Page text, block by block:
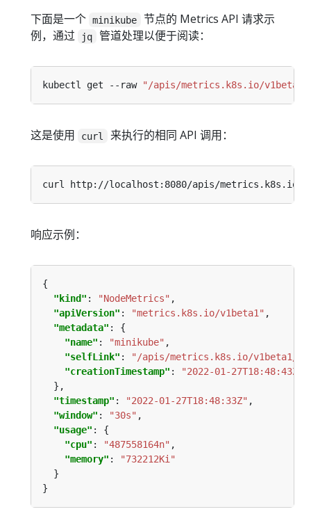
下面是一个 minikube
节点的 Metrics API 请求示
例，通过
jq 管道处理以便于阅读：
kubectl get --raw "/apis/metrics.k8s.io/v1beta1/
这是使用 curl 来执行的相同 API 调用：
响应示例：
"kind" : "NodeMetrics"
"apiVersion" : "metrics.k8s.io/v1beta1"
"metadata"
"name" : "minikube"
"selfLink" :
"/apis/metrics.k8s.io/v1beta1/
"creationTimestamp" :
"2022-01-27T18:48:43Z"
"timestamp" : "2022-01-27T18:48:33Z"
"window" : "30s"
"usage"
"cpu" : "487558164n"
"memory" :
"732212Ki"